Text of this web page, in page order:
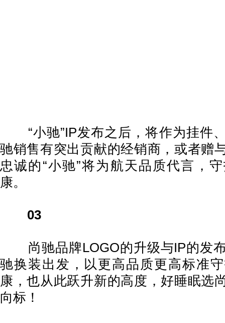
“小驰”IP发布之后，将作为挂件
驰销售有突出贡献的经销商，或者赠
忠诚的“小驰”将为航天品质代言，
康。
03
尚驰品牌LOGO的升级与IP的发
驰换装出发，以更高品质更高标准
康，也从此跃升新的高度，好睡眠选
向标！